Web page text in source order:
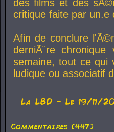
des films et des
critique faite par
Afin de conclure
derniÃ¨re
semaine, tout ce qui
ludique ou associatif
La LBD - Le 19/11/
Commentaires (447)